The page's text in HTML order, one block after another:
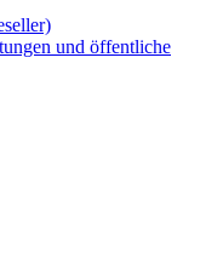
und öffentliche